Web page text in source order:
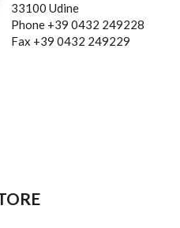
33100 Udine
Phone +39 0432 249228
Fax +39 0432 249229